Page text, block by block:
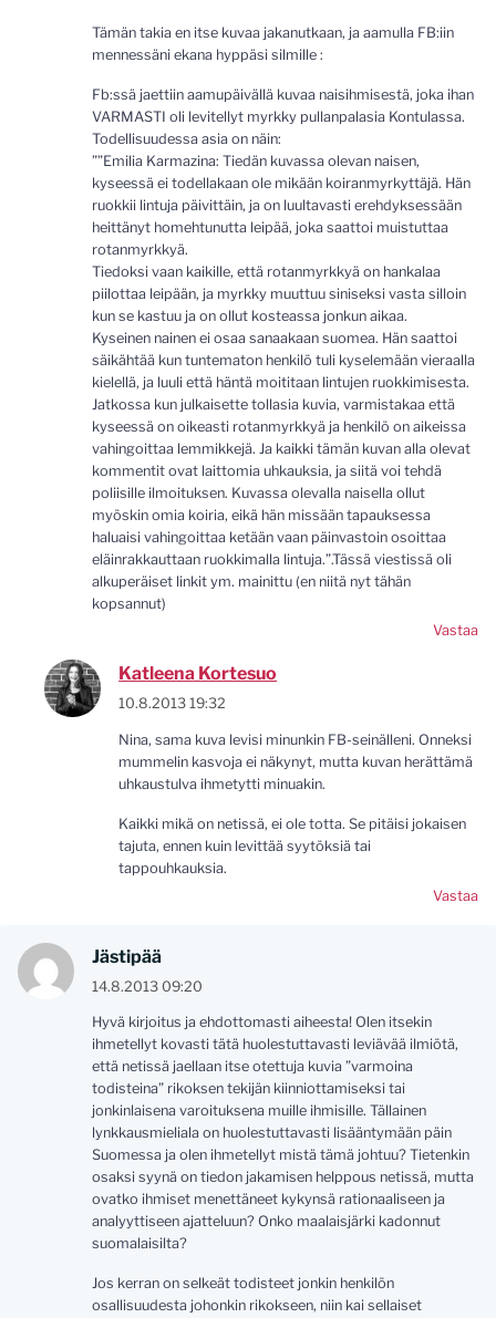
Tämän takia en itse kuvaa jakanutkaan, ja aamulla FB:iin
mennessäni ekana hyppäsi silmille :
Fb:ssä jaettiin aamupäivällä kuvaa naisihmisestä, joka ihan
VARMASTI oli levitellyt myrkky pullanpalasia Kontulassa.
Todellisuudessa asia on näin:
””Emilia Karmazina: Tiedän kuvassa olevan naisen,
kyseessä ei todellakaan ole mikään koiranmyrkyttäjä. Hän
ruokkii lintuja päivittäin, ja on luultavasti erehdyksessään
heittänyt homehtunutta leipää, joka saattoi muistuttaa
rotanmyrkkyä.
Tiedoksi vaan kaikille, että rotanmyrkkyä on hankalaa
piilottaa leipään, ja myrkky muuttuu siniseksi vasta silloin
kun se kastuu ja on ollut kosteassa jonkun aikaa.
Kyseinen nainen ei osaa sanaakaan suomea. Hän saattoi
säikähtää kun tuntematon henkilö tuli kyselemään vieraalla
kielellä, ja luuli että häntä moititaan lintujen ruokkimisesta.
Jatkossa kun julkaisette tollasia kuvia, varmistakaa että
kyseessä on oikeasti rotanmyrkkyä ja henkilö on aikeissa
vahingoittaa lemmikkejä. Ja kaikki tämän kuvan alla olevat
kommentit ovat laittomia uhkauksia, ja siitä voi tehdä
poliisille ilmoituksen. Kuvassa olevalla naisella ollut
myöskin omia koiria, eikä hän missään tapauksessa
haluaisi vahingoittaa ketään vaan päinvastoin osoittaa
eläinrakkauttaan ruokkimalla lintuja.”.Tässä viestissä oli
alkuperäiset linkit ym. mainittu (en niitä nyt tähän
kopsannut)
Vastaa
Katleena Kortesuo
10.8.2013 19:32
Nina, sama kuva levisi minunkin FB-seinälleni. Onneksi
mummelin kasvoja ei näkynyt, mutta kuvan herättämä
uhkaustulva ihmetytti minuakin.
Kaikki mikä on netissä, ei ole totta. Se pitäisi jokaisen
tajuta, ennen kuin levittää syytöksiä tai
tappouhkauksia.
Vastaa
Jästipää
14.8.2013 09:20
Hyvä kirjoitus ja ehdottomasti aiheesta! Olen itsekin
ihmetellyt kovasti tätä huolestuttavasti leviävää ilmiötä,
että netissä jaellaan itse otettuja kuvia ”varmoina
todisteina” rikoksen tekijän kiinniottamiseksi tai
jonkinlaisena varoituksena muille ihmisille. Tällainen
lynkkausmieliala on huolestuttavasti lisääntymään päin
Suomessa ja olen ihmetellyt mistä tämä johtuu? Tietenkin
osaksi syynä on tiedon jakamisen helppous netissä, mutta
ovatko ihmiset menettäneet kykynsä rationaaliseen ja
analyyttiseen ajatteluun? Onko maalaisjärki kadonnut
suomalaisilta?
Jos kerran on selkeät todisteet jonkin henkilön
osallisuudesta johonkin rikokseen, niin kai sellaiset